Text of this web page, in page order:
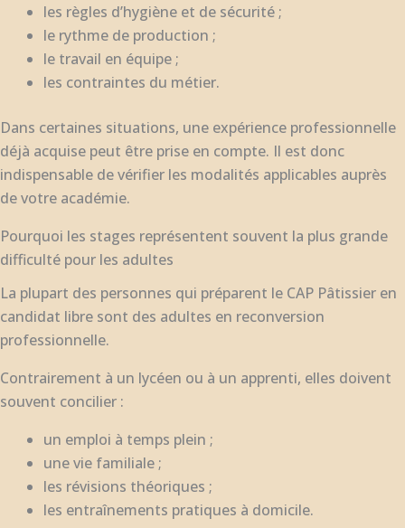
les règles d’hygiène et de sécurité ;
le rythme de production ;
le travail en équipe ;
les contraintes du métier.
Dans certaines situations, une expérience professionnelle
déjà acquise peut être prise en compte. Il est donc
indispensable de vérifier les modalités applicables auprès
de votre académie.
Pourquoi les stages représentent souvent la plus grande
difficulté pour les adultes
La plupart des personnes qui préparent le CAP Pâtissier en
candidat libre sont des adultes en reconversion
professionnelle.
Contrairement à un lycéen ou à un apprenti, elles doivent
souvent concilier :
un emploi à temps plein ;
une vie familiale ;
les révisions théoriques ;
les entraînements pratiques à domicile.